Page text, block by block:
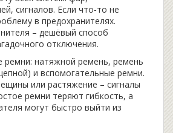
сигналов. Если что‑то не
в предохранителях.
– дешёвый способ
отключения.
ремни: натяжной ремень, ремень
и вспомогательные ремни.
или растяжение – сигналы
ремни теряют гибкость, а
могут быстро выйти из